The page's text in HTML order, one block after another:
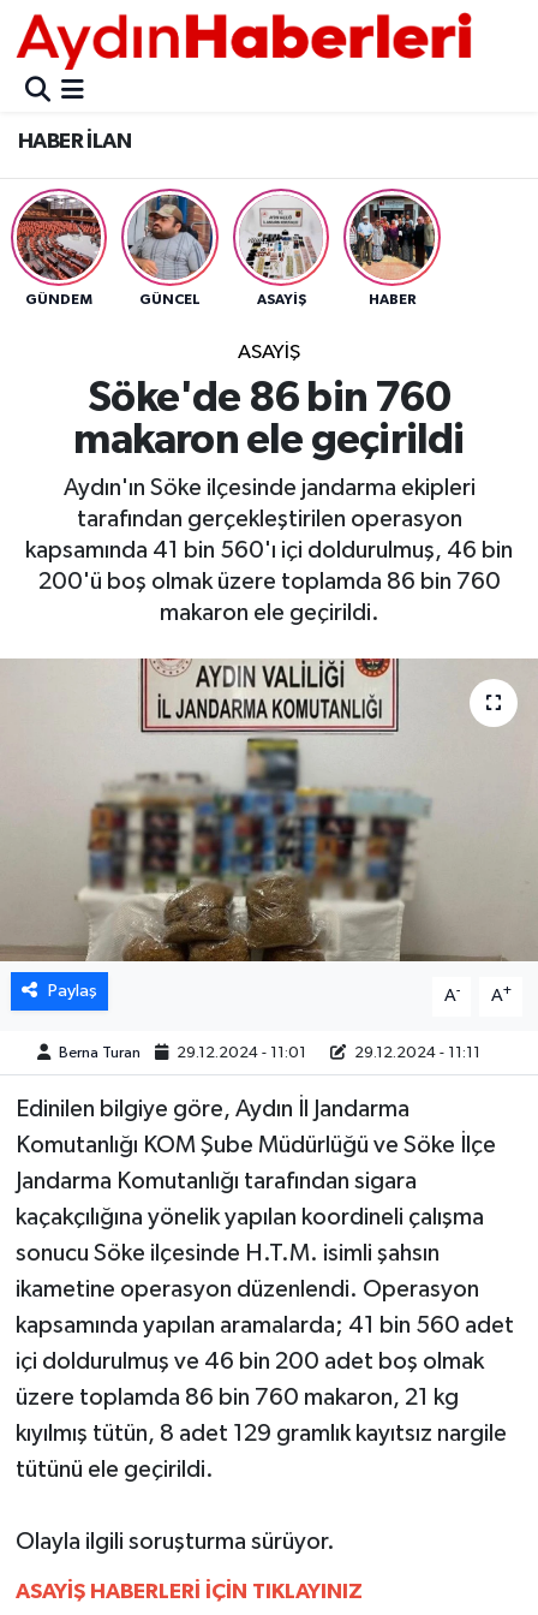
HABER İLAN
GÜNDEM GÜNCEL ASAYİŞ HABER
ASAYİŞ
Söke'de 86 bin 760
makaron ele geçirildi
Aydın'ın Söke ilçesinde jandarma ekipleri
tarafından gerçekleştirilen operasyon
kapsamında 41 bin 560'ı içi doldurulmuş, 46 bin
200'ü boş olmak üzere toplamda 86 bin 760
makaron ele geçirildi.
Paylaş A- A+
Berna Turan 29.12.2024 - 11:01 29.12.2024 - 11:11
Edinilen bilgiye göre, Aydın İl Jandarma
Komutanlığı KOM Şube Müdürlüğü ve Söke İlçe
Jandarma Komutanlığı tarafından sigara
kaçakçılığına yönelik yapılan koordineli çalışma
sonucu Söke ilçesinde H.T.M. isimli şahsın
ikametine operasyon düzenlendi. Operasyon
kapsamında yapılan aramalarda; 41 bin 560 adet
içi doldurulmuş ve 46 bin 200 adet boş olmak
üzere toplamda 86 bin 760 makaron, 21 kg
kıyılmış tütün, 8 adet 129 gramlık kayıtsız nargile
tütünü ele geçirildi.
Olayla ilgili soruşturma sürüyor.
ASAYİŞ HABERLERİ İÇİN TIKLAYINIZ
GÜNCEL
POLİTİKA
BELEDİYELER
ASAYİŞ
BÜLTEN
ÇEVRE
DIŞ
DÜNYA
BİLİM VE TEKNOLOJİ
GENEL
GÜNDEM
HABERDE İNSAN
KÜLTÜR SANAT
MAGAZİN
ÖZEL HABER
SAĞLIK
ŞİRKET HABERLERİ
SPOR
Aydın Nöbetçi Eczaneler
Aydın Hava Durumu
Aydin Namaz Vakitleri
Aydın Trafik Yoğunluk Haritası
Tüm Manşetler
Son Dakika Haberleri
Haber Arşivi